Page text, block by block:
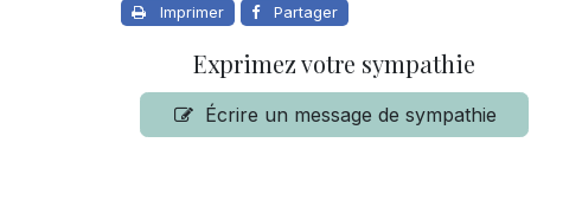
Imprimer Partager
Exprimez votre sympathie
Écrire un message de sympathie